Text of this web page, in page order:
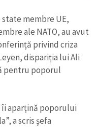
membre UE,
ale NATO, au avut
privind criza
dispariția lui Ali
pentru poporul
îi aparțină poporului
a scris șefa